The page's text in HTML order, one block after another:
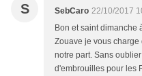
S SebCaro 22/10/2017
Bon et saint dimanche
Zouave je vous
notre part. Sans
d'embrouilles pour les